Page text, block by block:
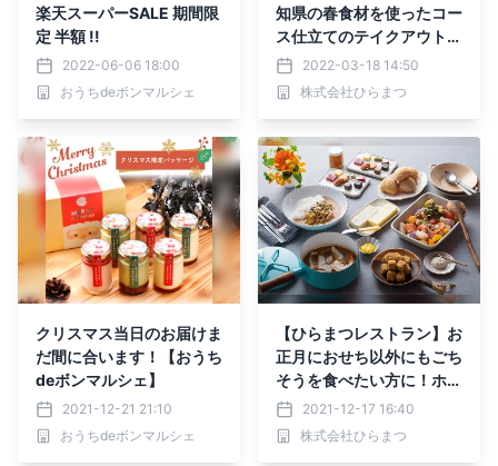
楽天スーパーSALE 期間限
定 半額 !!
2022-06-06 18:00
おうちdeボンマルシェ
知県の春食材を使ったコー
ス仕立てのテイクアウト＆
デリバリー登場 ～東京・
西麻布「レストランひらま
つ レゼルヴ」～
2022-03-18 14:50
株式会社ひらまつ
クリスマス当日のお届けま
だ間に合います！【おうち
deボンマルシェ】
2021-12-21 21:10
おうちdeボンマルシェ
【ひらまつレストラン】お
正月におせち以外にもごち
そうを食べたい方に！ホリ
デーシーズンのおいしいお
うちご飯 ～東京・丸の内
「サンス・エ・サヴール」
2021-12-17 16:40
株式会社ひらまつ